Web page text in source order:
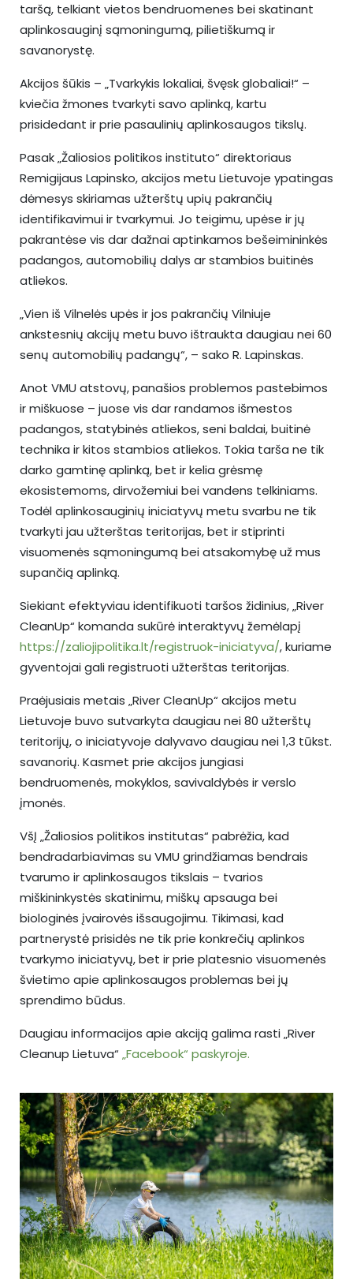
taršą, telkiant vietos bendruomenes bei skatinant
aplinkosauginį sąmoningumą, pilietiškumą ir
savanorystę.
Akcijos šūkis – „Tvarkykis lokaliai, švęsk globaliai!“ –
kviečia žmones tvarkyti savo aplinką, kartu
prisidedant ir prie pasaulinių aplinkosaugos tikslų.
Pasak „Žaliosios politikos instituto“ direktoriaus
Remigijaus Lapinsko, akcijos metu Lietuvoje ypatingas
dėmesys skiriamas užterštų upių pakrančių
identifikavimui ir tvarkymui. Jo teigimu, upėse ir jų
pakrantėse vis dar dažnai aptinkamos bešeimininkės
padangos, automobilių dalys ar stambios buitinės
atliekos.
„Vien iš Vilnelės upės ir jos pakrančių Vilniuje
ankstesnių akcijų metu buvo ištraukta daugiau nei 60
senų automobilių padangų“, – sako R. Lapinskas.
Anot VMU atstovų, panašios problemos pastebimos
ir miškuose – juose vis dar randamos išmestos
padangos, statybinės atliekos, seni baldai, buitinė
technika ir kitos stambios atliekos. Tokia tarša ne tik
darko gamtinę aplinką, bet ir kelia grėsmę
ekosistemoms, dirvožemiui bei vandens telkiniams.
Todėl aplinkosauginių iniciatyvų metu svarbu ne tik
tvarkyti jau užterštas teritorijas, bet ir stiprinti
visuomenės sąmoningumą bei atsakomybę už mus
supančią aplinką.
Siekiant efektyviau identifikuoti taršos židinius, „River
CleanUp“ komanda sukūrė interaktyvų žemėlapį
https://zaliojipolitika.lt/registruok-iniciatyva/, kuriame
gyventojai gali registruoti užterštas teritorijas.
Praėjusiais metais „River CleanUp“ akcijos metu
Lietuvoje buvo sutvarkyta daugiau nei 80 užterštų
teritorijų, o iniciatyvoje dalyvavo daugiau nei 1,3 tūkst.
savanorių. Kasmet prie akcijos jungiasi
bendruomenės, mokyklos, savivaldybės ir verslo
įmonės.
VšĮ „Žaliosios politikos institutas“ pabrėžia, kad
bendradarbiavimas su VMU grindžiamas bendrais
tvarumo ir aplinkosaugos tikslais – tvarios
miškininkystės skatinimu, miškų apsauga bei
biologinės įvairovės išsaugojimu. Tikimasi, kad
partnerystė prisidės ne tik prie konkrečių aplinkos
tvarkymo iniciatyvų, bet ir prie platesnio visuomenės
švietimo apie aplinkosaugos problemas bei jų
sprendimo būdus.
Daugiau informacijos apie akciją galima rasti „River
Cleanup Lietuva“ „Facebook“ paskyroje.